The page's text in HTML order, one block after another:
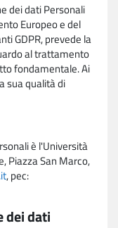
dei dati Personali
Europeo e del
GDPR, prevede la
al trattamento
fondamentale. Ai
sua qualità di
è l'Università
Piazza San Marco,
, pec:
dei dati